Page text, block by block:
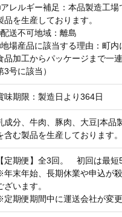
レルギー補足：本品製造工
品を生産しております。
送不可地域：離島
場産品に該当する理由：町
品加工からパッケージまで一
3号に該当）
味期限：製造日より364日
成分、牛肉、豚肉、大豆|本品
含む製品を生産しております。
【定期便】全3回。 初回は最短
年末年始、長期休業や申込が
ざいます。
定期便期間中に運送会社が変